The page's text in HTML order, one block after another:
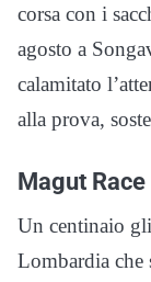
corsa con i
agosto a
calamitato
alla prova,
Magut Race
Un centinaio
Lombardia che